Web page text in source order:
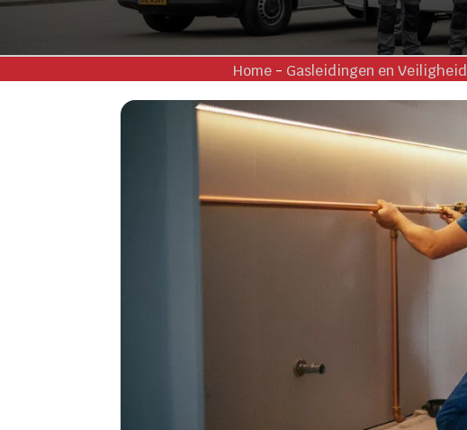
Home - Gasleidingen en Veiligheid